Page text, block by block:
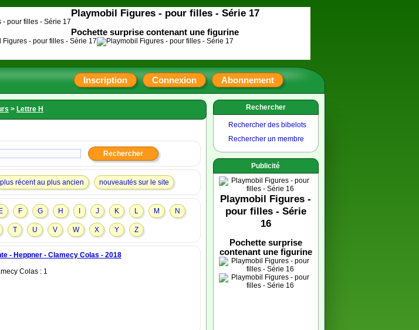
Inscription Connexion Abonnement
> Lettre H
plus récent au plus ancien nouveautés sur le site
E F G H J K L M N
T U V W X Y Z
- Heppner - Clamecy Colas - 2018
Colas : 1
Rechercher
Rechercher des bibelots
Rechercher un membre
Publicité
Playmobil Figures -
pour filles - Série
16
Pochette surprise
contenant une figurine
Playmobil Figures - pour filles - Série 17
Pochette surprise contenant une figurine